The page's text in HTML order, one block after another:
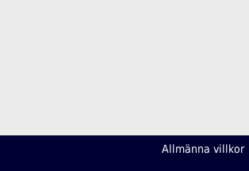
Allmänna villkor